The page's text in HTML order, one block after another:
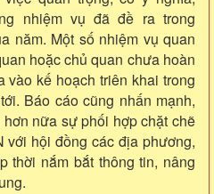
nhiệm vụ đã đề ra trong
năm. Một số nhiệm vụ quan
hoặc chủ quan chưa hoàn
vào kế hoạch triên khai trong
Báo cáo cũng nhấn mạnh,
nữa sự phối hợp chặt chẽ
hội đồng các địa phương,
thời nắm bắt thông tin, nâng